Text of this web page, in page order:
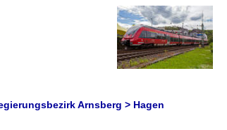
Arnsberg > Hagen